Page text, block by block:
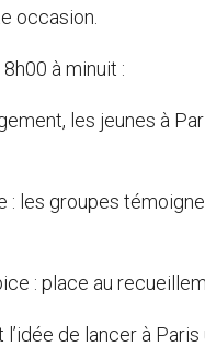
occasion.
à minuit :
les jeunes à
les groupes
: place au
de lancer à